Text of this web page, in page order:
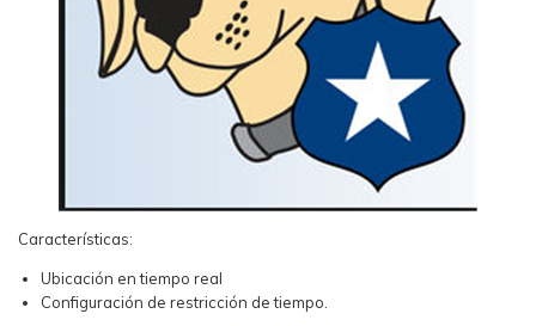
Características:
Ubicación en tiempo real
Configuración de restricción de tiempo.